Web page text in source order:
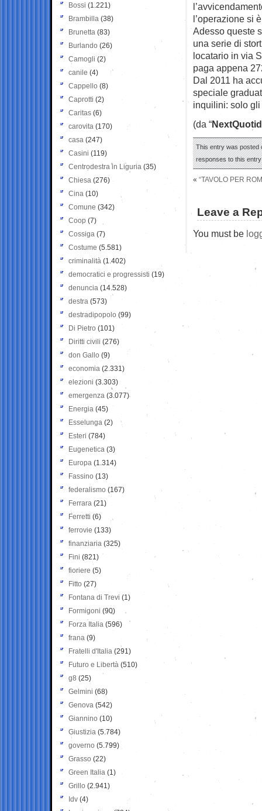
l’operazione si
Adesso queste
una serie di
locatario in via
paga appena
Dal 2011 ha
speciale
inquilini: solo
(da “
This entry was posted
responses to this
« “TAVOLO PER
Leave a
You must be
Bossi (1.221)
Brambilla (38)
Brunetta (83)
Burlando (26)
Camogli (2)
canile (4)
Cappello (8)
Caprotti (2)
Caritas (6)
carovita (170)
casa (247)
Casini (119)
Centrodestra in Liguria (35)
Chiesa (276)
Cina (10)
Comune (342)
Coop (7)
Cossiga (7)
Costume (5.581)
criminalità (1.402)
democratici e progressisti (19)
denuncia (14.528)
destra (573)
destradipopolo (99)
Di Pietro (101)
Diritti civili (276)
don Gallo (9)
economia (2.331)
elezioni (3.303)
emergenza (3.077)
Energia (45)
Esselunga (2)
Esteri (784)
Eugenetica (3)
Europa (1.314)
Fassino (13)
federalismo (167)
Ferrara (21)
Ferretti (6)
ferrovie (133)
finanziaria (325)
Fini (821)
fioriere (5)
Fitto (27)
Fontana di Trevi (1)
Formigoni (90)
Forza Italia (596)
frana (9)
Fratelli d'Italia (291)
Futuro e Libertà (510)
g8 (25)
Gelmini (68)
Genova (542)
Giannino (10)
Giustizia (5.784)
governo (5.799)
Grasso (22)
Green Italia (1)
Grillo (2.941)
Idv (4)